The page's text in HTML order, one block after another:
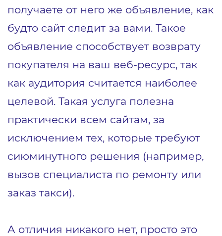
получаете от него же объявление, как
будто сайт следит за вами. Такое
объявление способствует возврату
покупателя на ваш веб-ресурс, так
как аудитория считается наиболее
целевой. Такая услуга полезна
практически всем сайтам, за
исключением тех, которые требуют
сиюминутного решения (например,
вызов специалиста по ремонту или
заказ такси).
А отличия никакого нет, просто это